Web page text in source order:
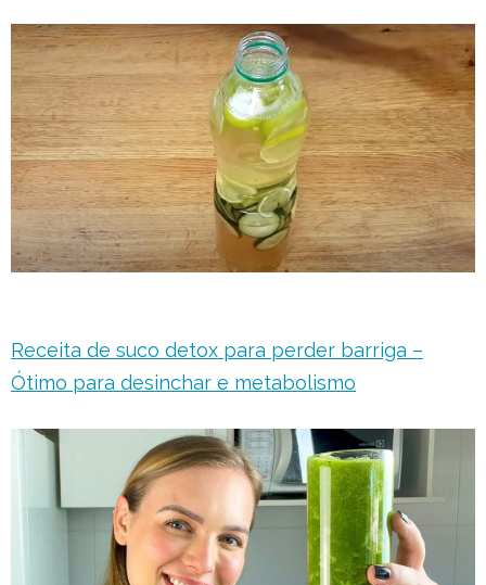
Receita de suco detox para perder barriga –
Ótimo para desinchar e metabolismo